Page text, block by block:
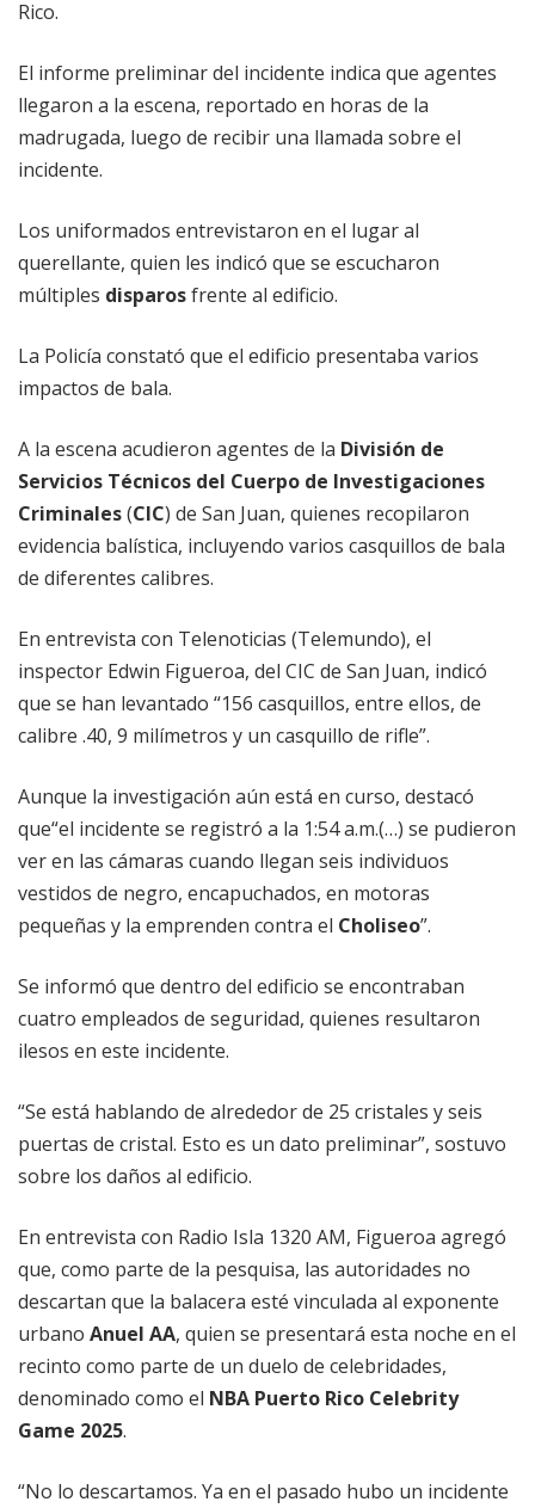
Rico.
El informe preliminar del incidente indica que agentes
llegaron a la escena, reportado en horas de la
madrugada, luego de recibir una llamada sobre el
incidente.
Los uniformados entrevistaron en el lugar al
querellante, quien les indicó que se escucharon
múltiples disparosfrente al edificio.
La Policía constató que el edificio presentaba varios
impactos de bala.
A la escena acudieron agentes de la División de
Servicios Técnicos del Cuerpo de Investigaciones
Criminales(CIC) de San Juan, quienes recopilaron
evidencia balística, incluyendo varios casquillos de bala
de diferentes calibres.
En entrevista con Telenoticias (Telemundo), el
inspector Edwin Figueroa, del CIC de San Juan, indicó
que se han levantado “156 casquillos, entre ellos, de
calibre .40, 9 milímetros y un casquillo de rifle”.
Aunque la investigación aún está en curso, destacó
que“el incidente se registró a la 1:54 a.m.(…) se pudieron
ver en las cámaras cuando llegan seis individuos
vestidos de negro, encapuchados, en motoras
pequeñas y la emprenden contra el Choliseo”.
Se informó que dentro del edificio se encontraban
cuatro empleados de seguridad, quienes resultaron
ilesos en este incidente.
“Se está hablando de alrededor de 25 cristales y seis
puertas de cristal. Esto es un dato preliminar”, sostuvo
sobre los daños al edificio.
En entrevista con Radio Isla 1320 AM, Figueroa agregó
que, como parte de la pesquisa, las autoridades no
descartan que la balacera esté vinculada al exponente
urbano Anuel AA, quien se presentará esta noche en el
recinto como parte de un duelo de celebridades,
denominado como el NBA Puerto Rico Celebrity
Game 2025.
“No lo descartamos. Ya en el pasado hubo un incidente